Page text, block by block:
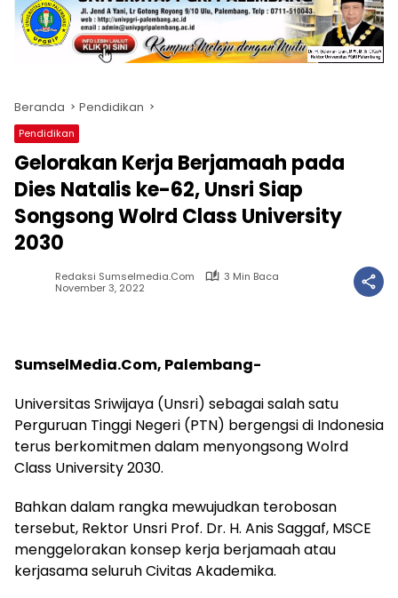
Beranda Pendidikan
Pendidikan
Gelorakan Kerja Berjamaah pada
Dies Natalis ke-62, Unsri Siap
Songsong Wolrd Class University
2030
Redaksi Sumselmedia.com
3 Min Baca
November 3, 2022
SumselMedia.Com, Palembang-
Universitas Sriwijaya (Unsri) sebagai salah satu
Perguruan Tinggi Negeri (PTN) bergengsi di Indonesia
terus berkomitmen dalam menyongsong Wolrd
Class University 2030.
Bahkan dalam rangka mewujudkan terobosan
tersebut, Rektor Unsri Prof. Dr. H. Anis Saggaf, MSCE
menggelorakan konsep kerja berjamaah atau
kerjasama seluruh Civitas Akademika.